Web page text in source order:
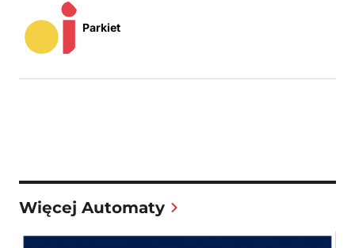
Parkiet
Więcej Automaty